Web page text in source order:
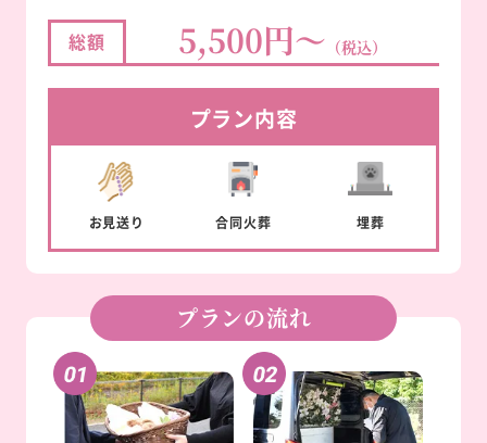
総額 5,500円～ （税込）
プラン内容
お見送り 合同火葬 埋葬
プランの流れ